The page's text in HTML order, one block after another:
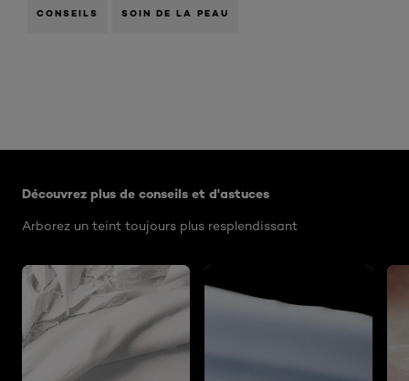
CONSEILS SOIN DE LA PEAU
Découvrez plus de conseils et d'astuces
Arborez un teint toujours plus resplendissant